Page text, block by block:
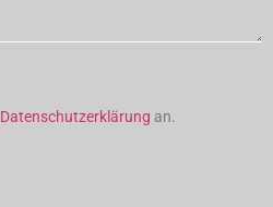
Datenschutzerklärung an.